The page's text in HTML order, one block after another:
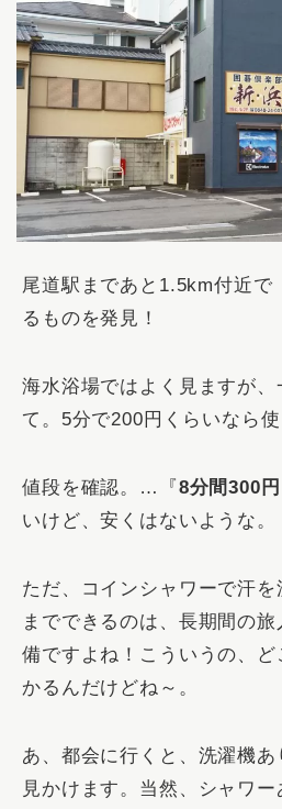
尾道駅まであと1.5km付近で
るものを発見！
海水浴場ではよく見ますが
て。5分で200円くらいなら
値段を確認。…『8分間300円
いけど、安くはないような。
ただ、コインシャワーで汗
までできるのは、長期間の
備ですよね！こういうの、
かるんだけどね～。
あ、都会に行くと、洗濯機
見かけます。当然、シャワ